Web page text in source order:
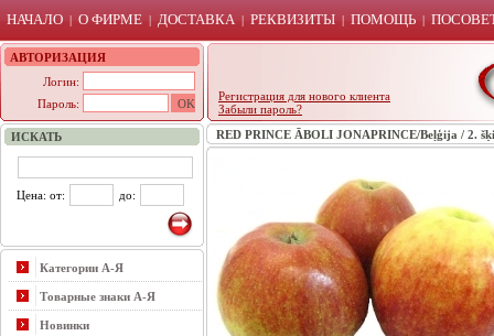
НАЧАЛО | О ФИРМЕ | ДОСТАВКА | РЕКВИЗИТЫ | ПОМОЩЬ |
АВТОРИЗАЦИЯ
Логин:
Пароль:
Регистрация для нового клиента
Забыли пароль?
ИСКАТЬ
Цена: от: до:
Категории А-Я
Товарные знаки А-Я
Новинки
RED PRINCE ĀBOLI JONAPRINCE/Beļģija / 2.